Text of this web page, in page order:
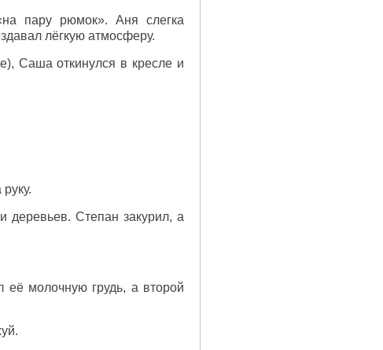
пару рюмок». Аня слегка
лёгкую атмосферу.
Саша откинулся в кресле и
Степан закурил, а
молочную грудь, а второй